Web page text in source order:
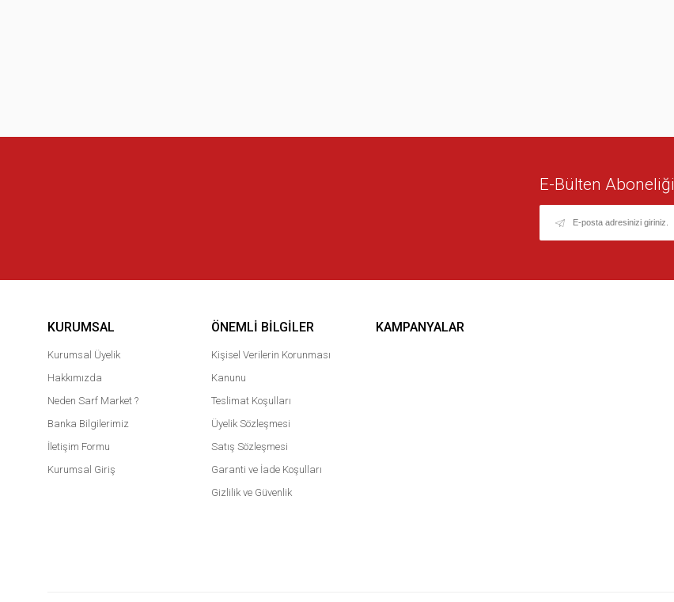
E-Bülten Aboneliği
KURUMSAL
Kurumsal Üyelik
Hakkımızda
Neden Sarf Market ?
Banka Bilgilerimiz
İletişim Formu
Kurumsal Giriş
ÖNEMLI BILGILER
Kişisel Verilerin Korunması
Kanunu
Teslimat Koşulları
Üyelik Sözleşmesi
Satış Sözleşmesi
Garanti ve İade Koşulları
Gizlilik ve Güvenlik
KAMPANYALAR